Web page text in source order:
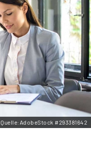
Quelle:AdobeStock #293381642